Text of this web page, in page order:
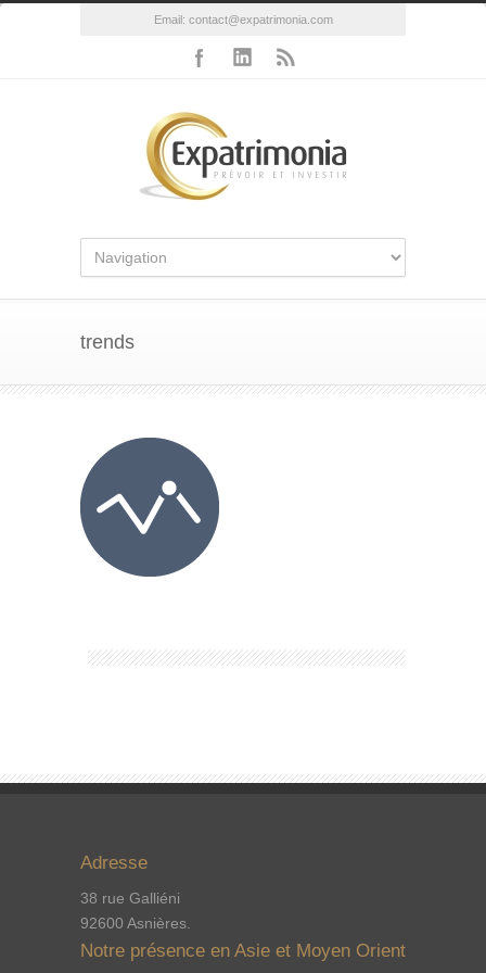
Email: contact@expatrimonia.com
trends
Adresse
38 rue Galliéni
92600 Asnières.
Notre présence en Asie et Moyen Orient